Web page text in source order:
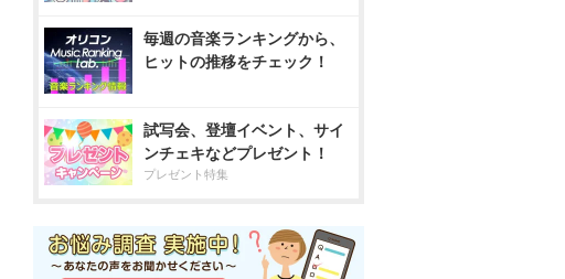
毎週の音楽ランキングから、
ヒットの推移をチェック！
試写会、登壇イベント、サイ
ンチェキなどプレゼント！
プレゼント特集